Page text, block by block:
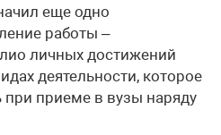
еще одно
работы –
личных достижений
деятельности, которое
при приеме в вузы наряду